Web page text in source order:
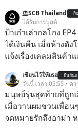
แรกในประเทศไทย ที่
SCB Thailand ยื
ได้รับการบูสต์
ป้าเก๋าเล่ากลโกง
ได้เงินคืน เมื่อห้างดั
แจ้งเรื่องเคลมสินค้า
เรื่องจ้อจี้ หาคำตอบได้ที่ “ป้าเก๋าเล่ากล
โกง” EP4 ตอน “เขา
คืน” #ป้าเก๋าเล่ากลโกง #แก้เกมกลโกง
#อยู่อย่างยั่งยืน
เขียนไว้ให้เธอ ยืนยัน
วันนี้ เวลา 05:55 • ค
มนุษย์รุ่นสุดท้ายที่ถูก
เมื่อวานผมชวนเพื่อน
จดหมายรักถึงอาม่า หนังแต้จิ๋วที่กำลัง